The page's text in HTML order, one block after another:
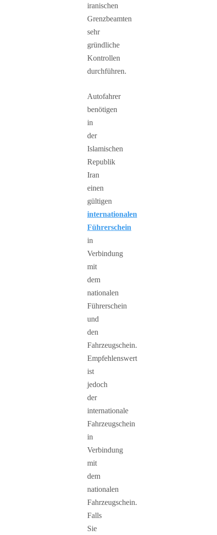
iranischen
Grenzbeamten
sehr
gründliche
Kontrollen
durchführen.
Autofahrer
benötigen
in
der
Islamischen
Republik
Iran
einen
gültigen
internationalen
Führerschein
in
Verbindung
mit
dem
nationalen
Führerschein
und
den
Fahrzeugschein.
Empfehlenswert
ist
jedoch
der
internationale
Fahrzeugschein
in
Verbindung
mit
dem
nationalen
Fahrzeugschein.
Falls
Sie